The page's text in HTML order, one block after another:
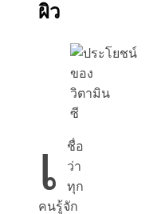
ผิว
เ
ชื่อ
ว่า
ทุก
คนรู้จัก